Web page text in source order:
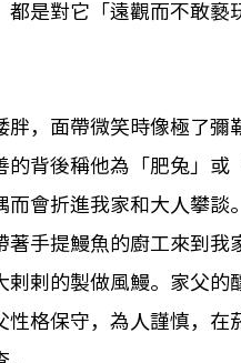
都是對它「遠觀而不敢褻
胖，面帶微笑時像極了彌
的背後稱他為「肥兔」或
會折進我家和大人攀談
手提鰻魚的廚工來到我
剌剌的製做風鰻。家父的
格保守，為人謹慎，在